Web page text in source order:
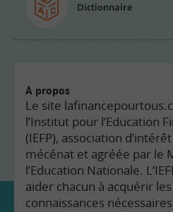
Dictionnaire
À propos
Le site
l’Institut pour l’Education
(IEFP), association
mécénat et agréée par le
l’Education Nationale.
aider chacun à acquérir
connaissances